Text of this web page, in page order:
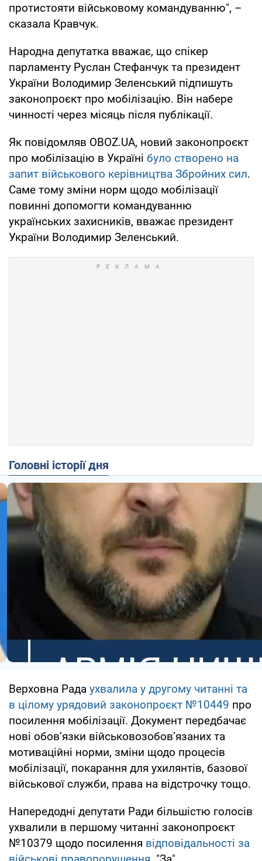
протистояти військовому командуванню", –
сказала Кравчук.
Народна депутатка вважає, що спікер
парламенту Руслан Стефанчук та президент
України Володимир Зеленський підпишуть
законопроєкт про мобілізацію. Він набере
чинності через місяць після публікації.
Як повідомляв OBOZ.UA, новий законопроєкт
про мобілізацію в Україні було створено на
запит військового керівництва Збройних сил.
Саме тому зміни норм щодо мобілізації
повинні допомогти командуванню
українських захисників, вважає президент
України Володимир Зеленський.
Головні історії дня
Верховна Рада ухвалила у другому читанні та
в цілому урядовий законопроєкт №10449 про
посилення мобілізації. Документ передбачає
нові обовʼязки військовозобовʼязаних та
мотиваційні норми, зміни щодо процесів
мобілізації, покарання для ухилянтів, базової
військової служби, права на відстрочку тощо.
Напередодні депутати Ради більшістю голосів
ухвалили в першому читанні законопроєкт
№10379 щодо посилення відповідальності за